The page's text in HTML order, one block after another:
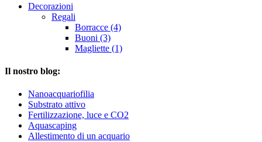
Decorazioni
Regali
Borracce (4)
Buoni (3)
Magliette (1)
Il nostro blog:
Nanoacquariofilia
Substrato attivo
Fertilizzazione, luce e CO2
Aquascaping
Allestimento di un acquario